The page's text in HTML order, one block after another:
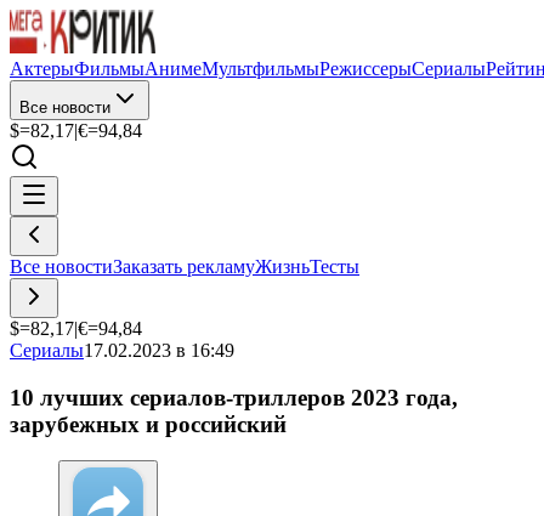
АктерыФильмыАнимеМультфильмыРежиссерыСериалы
Все новости
$=82,17|€=94,84
Все новостиЗаказать рекламуЖизньТесты
$=82,17|€=94,84
Сериалы17.02.2023 в 16:49
10 лучших сериалов-триллеров 2023 года,
зарубежных и российский